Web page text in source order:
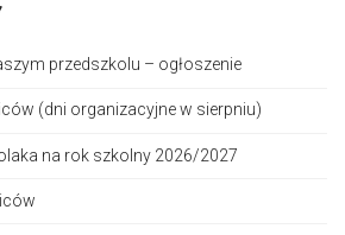
przedszkolu – ogłoszenie
(dni organizacyjne w sierpniu)
na rok szkolny 2026/2027